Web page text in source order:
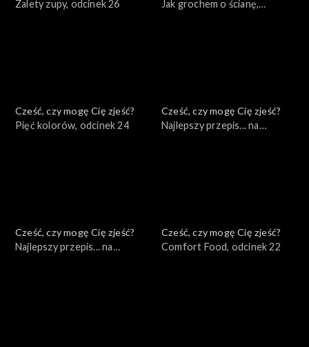
Zalety zupy, odcinek 26
Jak grochem o ścianę,
Cześć, czy mogę Cię zjeść?
Pięć kolorów, odcinek 24
Cześć, czy mogę Cię zjeść?
Najlepszy przepis... na
Cześć, czy mogę Cię zjeść?
Najlepszy przepis... na
Cześć, czy mogę Cię zjeść?
Comfort Food, odcinek 22